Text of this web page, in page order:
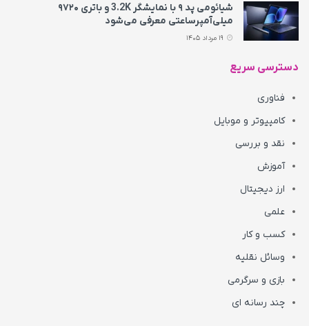
شیائومی پد ۹ با نمایشگر 3.2K و باتری ۹۷۲۰
میلی‌آمپرساعتی معرفی می‌شود
دسترسی سریع
فناوری
کامپیوتر و موبایل
نقد و بررسی
آموزش
ارز دیجیتال
علمی
کسب و کار
وسائل نقلیه
بازی و سرگرمی
چند رسانه ای